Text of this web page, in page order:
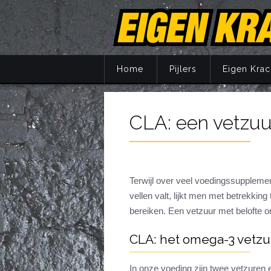
Home Pijlers Eigen
Principes
Training
Supplementen
Herstel
Mentaal
Jaarprogramma
CLA: een
Terwijl over veel
vellen valt, lijkt men met
bereiken. Een vetzuur met belofte
CLA: het omega-3
In onze voeding zijn twee vetzuren